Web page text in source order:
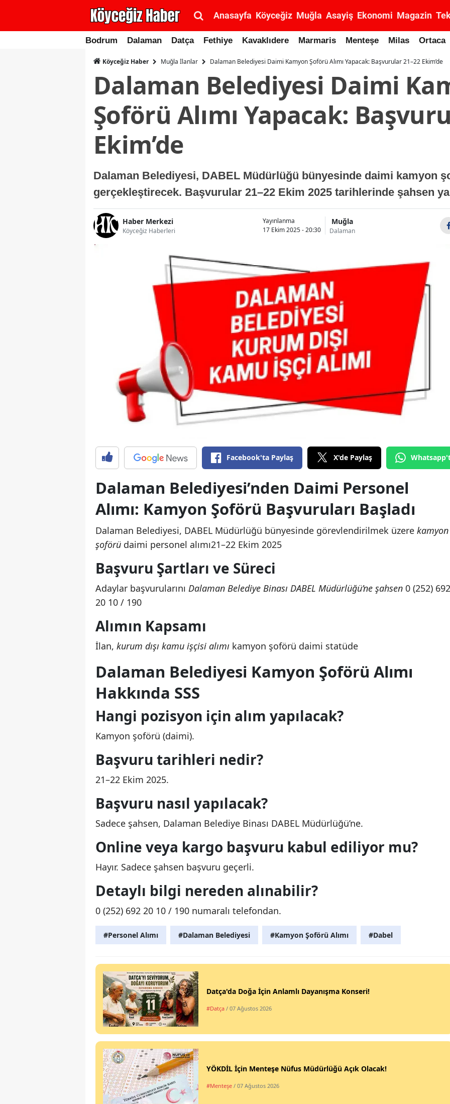
Anasayfa Köyceğiz Muğla Asayiş Ekonomi Magazin
Bodrum Dalaman Datça Fethiye Kavaklıdere Marmaris Menteşe Milas Ortaca
Köyceğiz Haber Muğla İlanlar Dalaman Belediyesi Daimi Kamyon Şoförü Alımı Yapacak: Başvurular 21–22 Ekim’de
Dalaman Belediyesi Daimi
Şoförü Alımı Yapacak:
Ekim’de
Dalaman Belediyesi, DABEL Müdürlüğü bünyesinde daimi kamyon
gerçekleştirecek. Başvurular 21–22 Ekim 2025 tarihlerinde şahsen
Haber Merkezi
Köyceğiz Haberleri
Yayınlanma
17 Ekim 2025 - 20:30
Muğla
Dalaman
Facebook'ta Paylaş X'de Paylaş
Dalaman Belediyesi’nden Daimi Personel
Alımı: Kamyon Şoförü Başvuruları Başladı
Dalaman Belediyesi, DABEL Müdürlüğü bünyesinde görevlendirilmek üzere kamyon
şoförü daimi personel alımı21–22 Ekim 2025
Başvuru Şartları ve Süreci
Adaylar başvurularını Dalaman Belediye Binası DABEL Müdürlüğü’ne şahsen 0 (252) 692
20 10 / 190
Alımın Kapsamı
İlan, kurum dışı kamu işçisi alımı kamyon şoförü daimi statüde
Dalaman Belediyesi Kamyon Şoförü Alımı
Hakkında SSS
Hangi pozisyon için alım yapılacak?
Kamyon şoförü (daimi).
Başvuru tarihleri nedir?
21–22 Ekim 2025.
Başvuru nasıl yapılacak?
Sadece şahsen, Dalaman Belediye Binası DABEL Müdürlüğü’ne.
Online veya kargo başvuru kabul ediliyor mu?
Hayır. Sadece şahsen başvuru geçerli.
Detaylı bilgi nereden alınabilir?
0 (252) 692 20 10 / 190 numaralı telefondan.
#Personel Alımı #Dalaman Belediyesi #Kamyon Şoförü Alımı #Dabel
Datça'da Doğa İçin Anlamlı Dayanışma Konseri!
#Datça / 07 Ağustos 2026
YÖKDİL İçin Menteşe Nüfus Müdürlüğü Açık Olacak!
#Menteşe / 07 Ağustos 2026